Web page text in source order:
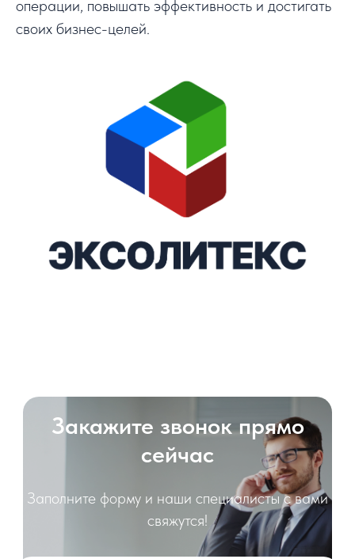
операции, повышать эффективность и достигать
своих бизнес-целей.
Закажите звонок прямо
сейчас
Заполните форму и наши специалисты с вами
свяжутся!